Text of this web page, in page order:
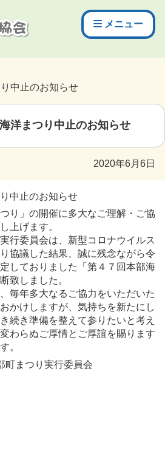
メニュー
中止のお知らせ
洋まつり中止のお知らせ
2020年6月6日
中止のお知らせ
り」の開催に多大なご理解・ご協
上げます。
行委員会は、新型コロナウイルス
協議した結果、誠に残念ながら令
しておりました「第４７回本部海
致しました。
毎年多大なるご協力をいただいた
かけしますが、気持ちを新たにし
続き準備を整えて参りたいと考え
わらぬご厚情とご厚誼を賜ります
。
まつり実行委員会